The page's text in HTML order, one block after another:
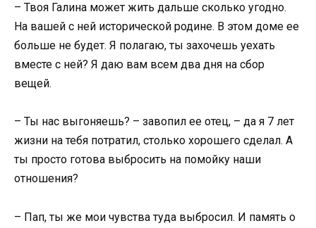
– Твоя Галина может жить дальше сколько угодно.
На вашей с ней исторической родине. В этом доме ее
больше не будет. Я полагаю, ты захочешь уехать
вместе с ней? Я даю вам всем два дня на сбор
вещей.
– Ты нас выгоняешь? – завопил ее отец, – да я 7 лет
жизни на тебя потратил, столько хорошего сделал. А
ты просто готова выбросить на помойку наши
отношения?
– Пап, ты же мои чувства туда выбросил. И память о